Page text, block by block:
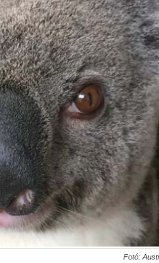
Fotó: